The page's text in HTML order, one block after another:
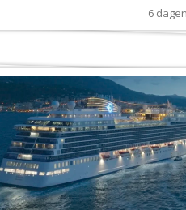
6 dagen